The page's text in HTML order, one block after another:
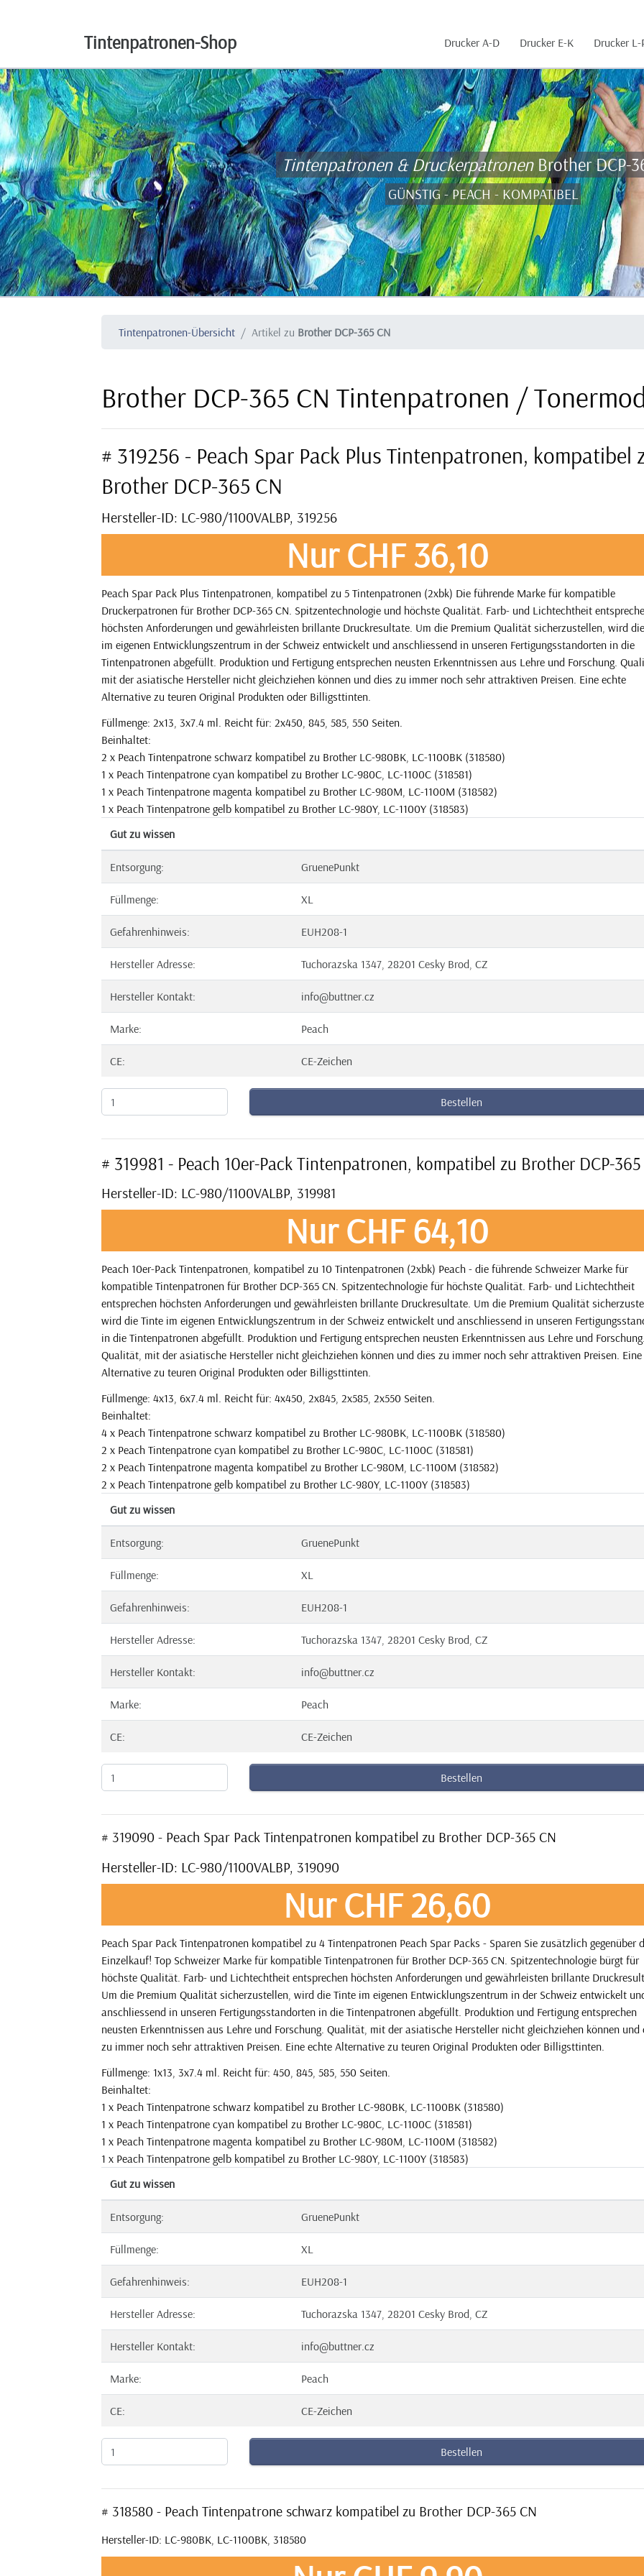
Tintenpatronen-Shop Drucker A-D Drucker E-K Drucker L-
Tintenpatronen & Druckerpatronen Brother DCP-
GÜNSTIG - PEACH - KOMPATIBEL
Tintenpatronen-Übersicht Artikel zu Brother DCP-365 CN
Brother DCP-365 CN Tintenpatronen /
# 319256 - Peach Spar Pack Plus Tintenpatronen, kompatibel
Brother DCP-365 CN
Hersteller-ID: LC-980/1100VALBP, 319256
Nur CHF 36,10
Peach Spar Pack Plus Tintenpatronen, kompatibel zu 5 Tintenpatronen (2xbk) Die führende Marke für kompatible
Druckerpatronen für Brother DCP-365 CN. Spitzentechnologie und höchste Qualität. Farb- und Lichtechtheit
höchsten Anforderungen und gewährleisten brillante Druckresultate. Um die Premium Qualität sicherzustellen, wird
im eigenen Entwicklungszentrum in der Schweiz entwickelt und anschliessend in unseren Fertigungsstandorten in die
Tintenpatronen abgefüllt. Produktion und Fertigung entsprechen neusten Erkenntnissen aus Lehre und Forschung.
mit der asiatische Hersteller nicht gleichziehen können und dies zu immer noch sehr attraktiven Preisen. Eine echte
Alternative zu teuren Original Produkten oder Billigsttinten.
Füllmenge: 2x13, 3x7.4 ml. Reicht für: 2x450, 845, 585, 550 Seiten.
Beinhaltet:
2 x Peach Tintenpatrone schwarz kompatibel zu Brother LC-980BK, LC-1100BK (318580)
1 x Peach Tintenpatrone cyan kompatibel zu Brother LC-980C, LC-1100C (318581)
1 x Peach Tintenpatrone magenta kompatibel zu Brother LC-980M, LC-1100M (318582)
1 x Peach Tintenpatrone gelb kompatibel zu Brother LC-980Y, LC-1100Y (318583)
Gut zu wissen
Entsorgung: GruenePunkt
Füllmenge: XL
Gefahrenhinweis: EUH208-1
Hersteller Adresse: Tuchorazska 1347, 28201 Cesky Brod, CZ
Hersteller Kontakt: info@buttner.cz
Marke: Peach
CE: CE-Zeichen
Bestellen
# 319981 - Peach 10er-Pack Tintenpatronen, kompatibel zu Brother DCP-
Hersteller-ID: LC-980/1100VALBP, 319981
Nur CHF 64,10
Peach 10er-Pack Tintenpatronen, kompatibel zu 10 Tintenpatronen (2xbk) Peach - die führende Schweizer Marke für
kompatible Tintenpatronen für Brother DCP-365 CN. Spitzentechnologie für höchste Qualität. Farb- und Lichtechtheit
entsprechen höchsten Anforderungen und gewährleisten brillante Druckresultate. Um die Premium Qualität
wird die Tinte im eigenen Entwicklungszentrum in der Schweiz entwickelt und anschliessend in unseren
in die Tintenpatronen abgefüllt. Produktion und Fertigung entsprechen neusten Erkenntnissen aus Lehre und
Qualität, mit der asiatische Hersteller nicht gleichziehen können und dies zu immer noch sehr attraktiven Preisen. Eine
Alternative zu teuren Original Produkten oder Billigsttinten.
Füllmenge: 4x13, 6x7.4 ml. Reicht für: 4x450, 2x845, 2x585, 2x550 Seiten.
Beinhaltet:
4 x Peach Tintenpatrone schwarz kompatibel zu Brother LC-980BK, LC-1100BK (318580)
2 x Peach Tintenpatrone cyan kompatibel zu Brother LC-980C, LC-1100C (318581)
2 x Peach Tintenpatrone magenta kompatibel zu Brother LC-980M, LC-1100M (318582)
2 x Peach Tintenpatrone gelb kompatibel zu Brother LC-980Y, LC-1100Y (318583)
Gut zu wissen
Entsorgung: GruenePunkt
Füllmenge: XL
Gefahrenhinweis: EUH208-1
Hersteller Adresse: Tuchorazska 1347, 28201 Cesky Brod, CZ
Hersteller Kontakt: info@buttner.cz
Marke: Peach
CE: CE-Zeichen
Bestellen
# 319090 - Peach Spar Pack Tintenpatronen kompatibel zu Brother DCP-365 CN
Hersteller-ID: LC-980/1100VALBP, 319090
Nur CHF 26,60
Peach Spar Pack Tintenpatronen kompatibel zu 4 Tintenpatronen Peach Spar Packs - Sparen Sie zusätzlich gegenüber
Einzelkauf! Top Schweizer Marke für kompatible Tintenpatronen für Brother DCP-365 CN. Spitzentechnologie bürgt für
höchste Qualität. Farb- und Lichtechtheit entsprechen höchsten Anforderungen und gewährleisten brillante
Um die Premium Qualität sicherzustellen, wird die Tinte im eigenen Entwicklungszentrum in der Schweiz entwickelt
anschliessend in unseren Fertigungsstandorten in die Tintenpatronen abgefüllt. Produktion und Fertigung entsprechen
neusten Erkenntnissen aus Lehre und Forschung. Qualität, mit der asiatische Hersteller nicht gleichziehen können und
zu immer noch sehr attraktiven Preisen. Eine echte Alternative zu teuren Original Produkten oder Billigsttinten.
Füllmenge: 1x13, 3x7.4 ml. Reicht für: 450, 845, 585, 550 Seiten.
Beinhaltet:
1 x Peach Tintenpatrone schwarz kompatibel zu Brother LC-980BK, LC-1100BK (318580)
1 x Peach Tintenpatrone cyan kompatibel zu Brother LC-980C, LC-1100C (318581)
1 x Peach Tintenpatrone magenta kompatibel zu Brother LC-980M, LC-1100M (318582)
1 x Peach Tintenpatrone gelb kompatibel zu Brother LC-980Y, LC-1100Y (318583)
Gut zu wissen
Entsorgung: GruenePunkt
Füllmenge: XL
Gefahrenhinweis: EUH208-1
Hersteller Adresse: Tuchorazska 1347, 28201 Cesky Brod, CZ
Hersteller Kontakt: info@buttner.cz
Marke: Peach
CE: CE-Zeichen
Bestellen
# 318580 - Peach Tintenpatrone schwarz kompatibel zu Brother DCP-365 CN
Hersteller-ID: LC-980BK, LC-1100BK, 318580